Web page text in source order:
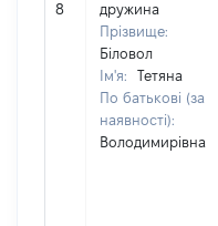
8
дружина
Прізвище:
Біловол
Ім'я:
Тетяна
По батькові (за
наявності):
Володимирівна